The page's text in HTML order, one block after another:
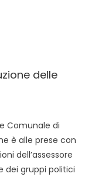
delle
Comunale di
è alle prese con
dell’assessore
dei gruppi politici